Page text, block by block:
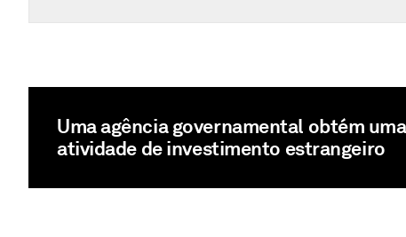
Uma agência governamental obtém
atividade de investimento estrangeiro